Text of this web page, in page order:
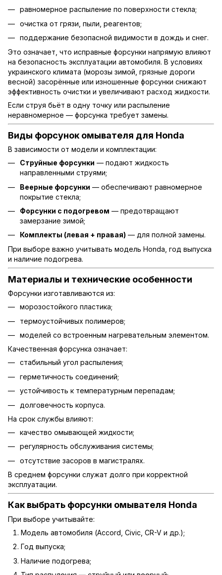
равномерное распыление по поверхности стекла;
очистка от грязи, пыли, реагентов;
поддержание безопасной видимости в дождь и снег.
Это означает, что исправные форсунки напрямую влияют
на безопасность эксплуатации автомобиля. В условиях
украинского климата (морозы зимой, грязные дороги
весной) засорённые или изношенные форсунки снижают
эффективность очистки и увеличивают расход жидкости.
Если струя бьёт в одну точку или распыление
неравномерное — форсунка требует замены.
Виды форсунок омывателя для Honda
В зависимости от модели и комплектации:
Струйные форсунки — подают жидкость
направленными струями;
Веерные форсунки — обеспечивают равномерное
покрытие стекла;
Форсунки с подогревом — предотвращают
замерзание зимой;
Комплекты (левая + правая) — для полной замены.
При выборе важно учитывать модель Honda, год выпуска
и наличие подогрева.
Материалы и технические особенности
Форсунки изготавливаются из:
морозостойкого пластика;
термоустойчивых полимеров;
моделей со встроенным нагревательным элементом.
Качественная форсунка означает:
стабильный угол распыления;
герметичность соединений;
устойчивость к температурным перепадам;
долговечность корпуса.
На срок службы влияют:
качество омывающей жидкости;
регулярность обслуживания системы;
отсутствие засоров в магистралях.
В среднем форсунки служат долго при корректной
эксплуатации.
Как выбрать форсунки омывателя Honda
При выборе учитывайте:
Модель автомобиля (Accord, Civic, CR-V и др.);
Год выпуска;
Наличие подогрева;